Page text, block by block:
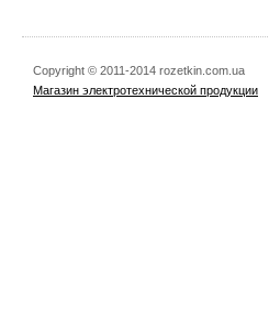
Copyright © 2011-2014 rozetkin.com.ua
Магазин электротехнической продукции